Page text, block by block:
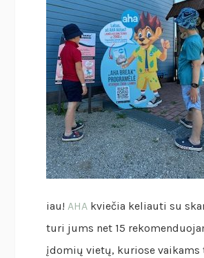
iau!AHA kviečia keliauti su
turi jums net 15
įdomių vietų, kuriose vaikams